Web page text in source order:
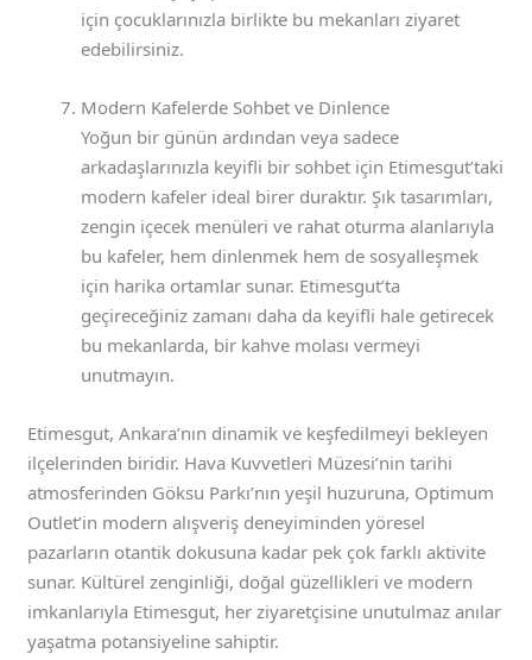
için çocuklarınızla birlikte bu mekanları ziyaret
edebilirsiniz.
Modern Kafelerde Sohbet ve Dinlence
Yoğun bir günün ardından veya sadece
arkadaşlarınızla keyifli bir sohbet için Etimesgut’taki
modern kafeler ideal birer duraktır. Şık tasarımları,
zengin içecek menüleri ve rahat oturma alanlarıyla
bu kafeler, hem dinlenmek hem de sosyalleşmek
için harika ortamlar sunar. Etimesgut’ta
geçireceğiniz zamanı daha da keyifli hale getirecek
bu mekanlarda, bir kahve molası vermeyi
unutmayın.
Etimesgut, Ankara’nın dinamik ve keşfedilmeyi bekleyen
ilçelerinden biridir. Hava Kuvvetleri Müzesi’nin tarihi
atmosferinden Göksu Parkı’nın yeşil huzuruna, Optimum
Outlet’in modern alışveriş deneyiminden yöresel
pazarların otantik dokusuna kadar pek çok farklı aktivite
sunar. Kültürel zenginliği, doğal güzellikleri ve modern
imkanlarıyla Etimesgut, her ziyaretçisine unutulmaz anılar
yaşatma potansiyeline sahiptir.